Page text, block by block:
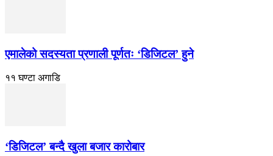
एमालेको सदस्यता प्रणाली पूर्णतः ‘डिजिटल’ हुने
११ घण्टा अगाडि
‘डिजिटल’ बन्दै खुला बजार कारोबार